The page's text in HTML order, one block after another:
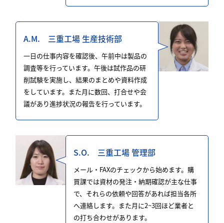
A.M. 三重工場 生産技術部
一日の仕事内容を確認後、午前中は製品の
調査等を行っています。午後は試作品の研
削試験を実施し、結果のまとめや資料作成
をしています。また月に数回、打合せや会
議があり進捗状況の報告を行っています。
S.O. 三重工場 管理部
メール・FAXのチェックから始めます。購
買課では資材の発注・納期確認が主な仕事
で、それらの依頼や回答があれば担当各所
へ連絡します。また月に2~3回ほど業者と
の打ち合わせがあります。